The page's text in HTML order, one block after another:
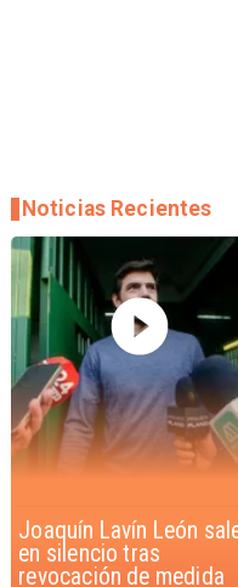
Chile y Venezuela
formalizan reinicio de
relaciones consulares
Noticias Recientes